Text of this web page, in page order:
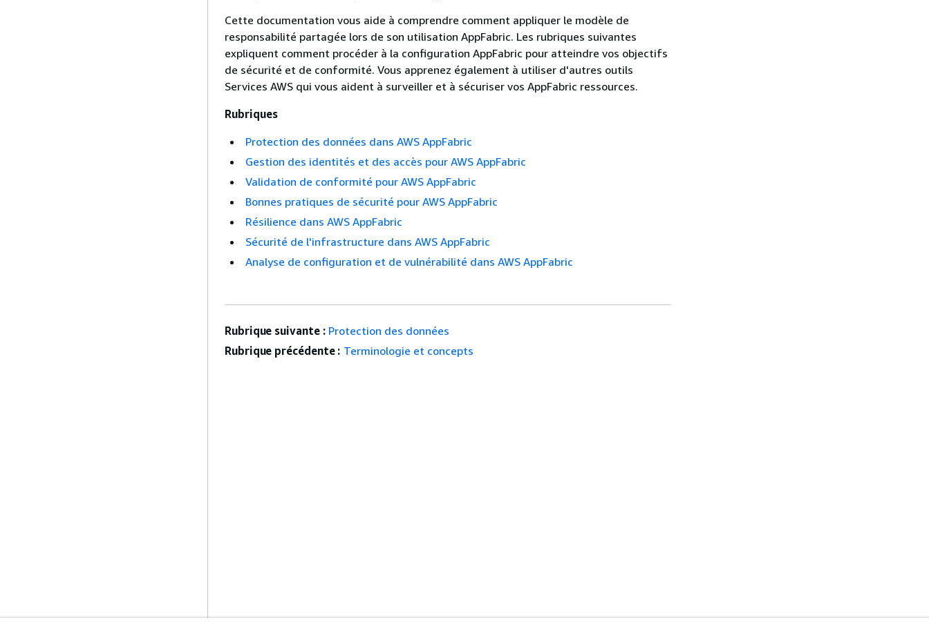
Cette documentation vous aide à comprendre comment appliquer le modèle de
responsabilité partagée lors de son utilisation AppFabric. Les rubriques suivantes
expliquent comment procéder à la configuration AppFabric pour atteindre vos objectifs
de sécurité et de conformité. Vous apprenez également à utiliser d'autres outils
Services AWS qui vous aident à surveiller et à sécuriser vos AppFabric ressources.
Rubriques
Protection des données dans AWS AppFabric
Gestion des identités et des accès pour AWS AppFabric
Validation de conformité pour AWS AppFabric
Bonnes pratiques de sécurité pour AWS AppFabric
Résilience dans AWS AppFabric
Sécurité de l'infrastructure dans AWS AppFabric
Analyse de configuration et de vulnérabilité dans AWS AppFabric
Rubrique suivante : Protection des données
Rubrique précédente : Terminologie et concepts